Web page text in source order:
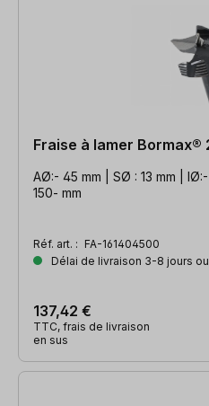
Fraise à lamer Bormax®
AØ:- 45 mm | SØ : 13 mm | IØ:-
150- mm
Réf. art. : FA-161404500
Délai de livraison 3-8 jours
137,42 €
TTC, frais de livraison
en sus